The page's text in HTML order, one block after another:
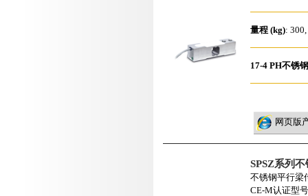
量程 (kg):
17-4 PH不锈
网页版
SPSZ系列
不锈钢平行梁
CE-M认证型